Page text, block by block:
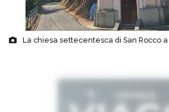
La chiesa settecentesca di San Rocco